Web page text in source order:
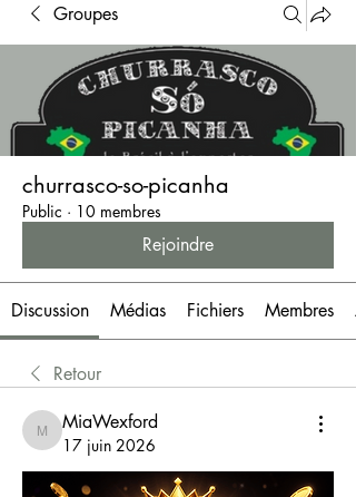
Groupes
churrasco-so-picanha
Public · 10 membres
Rejoindre
Discussion Médias Fichiers Membres
Retour
MiaWexford
MiaWexford
17 juin 2026